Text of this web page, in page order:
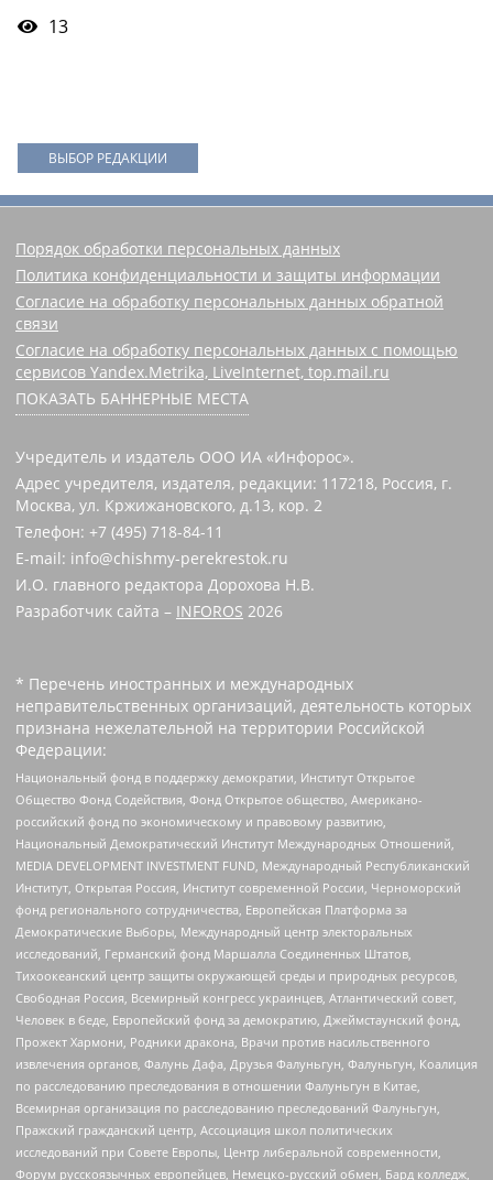
13
ВЫБОР РЕДАКЦИИ
Порядок обработки персональных данных
Политика конфиденциальности и защиты информации
Согласие на обработку персональных данных обратной
связи
Согласие на обработку персональных данных с помощью
сервисов Yandex.Metrika, LiveInternet, top.mail.ru
ПОКАЗАТЬ БАННЕРНЫЕ МЕСТА
Учредитель и издатель ООО ИА «Инфорос».
Адрес учредителя, издателя, редакции: 117218, Россия, г.
Москва, ул. Кржижановского, д.13, кор. 2
Телефон: +7 (495) 718-84-11
E-mail: info@chishmy-perekrestok.ru
И.О. главного редактора Дорохова Н.В.
Разработчик сайта – INFOROS 2026
* Перечень иностранных и международных
неправительственных организаций, деятельность которых
признана нежелательной на территории Российской
Федерации:
Национальный фонд в поддержку демократии, Институт Открытое
Общество Фонд Содействия, Фонд Открытое общество, Американо-
российский фонд по экономическому и правовому развитию,
Национальный Демократический Институт Международных Отношений,
MEDIA DEVELOPMENT INVESTMENT FUND, Международный Республиканский
Институт, Открытая Россия, Институт современной России, Черноморский
фонд регионального сотрудничества, Европейская Платформа за
Демократические Выборы, Международный центр электоральных
исследований, Германский фонд Маршалла Соединенных Штатов,
Тихоокеанский центр защиты окружающей среды и природных ресурсов,
Свободная Россия, Всемирный конгресс украинцев, Атлантический совет,
Человек в беде, Европейский фонд за демократию, Джеймстаунский фонд,
Прожект Хармони, Родники дракона, Врачи против насильственного
извлечения органов, Фалунь Дафа, Друзья Фалуньгун, Фалуньгун, Коалиция
по расследованию преследования в отношении Фалуньгун в Китае,
Всемирная организация по расследованию преследований Фалуньгун,
Пражский гражданский центр, Ассоциация школ политических
исследований при Совете Европы, Центр либеральной современности,
Форум русскоязычных европейцев, Немецко-русский обмен, Бард колледж,